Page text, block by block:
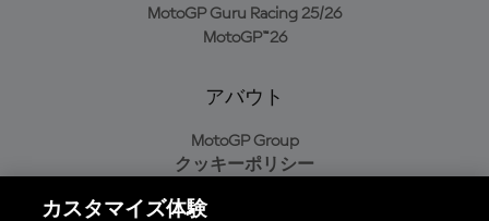
MotoGP Guru Racing 25/26
MotoGP™26
アバウト
MotoGP Group
クッキーポリシー
プライバシーポリシー
カスタマイズ体験